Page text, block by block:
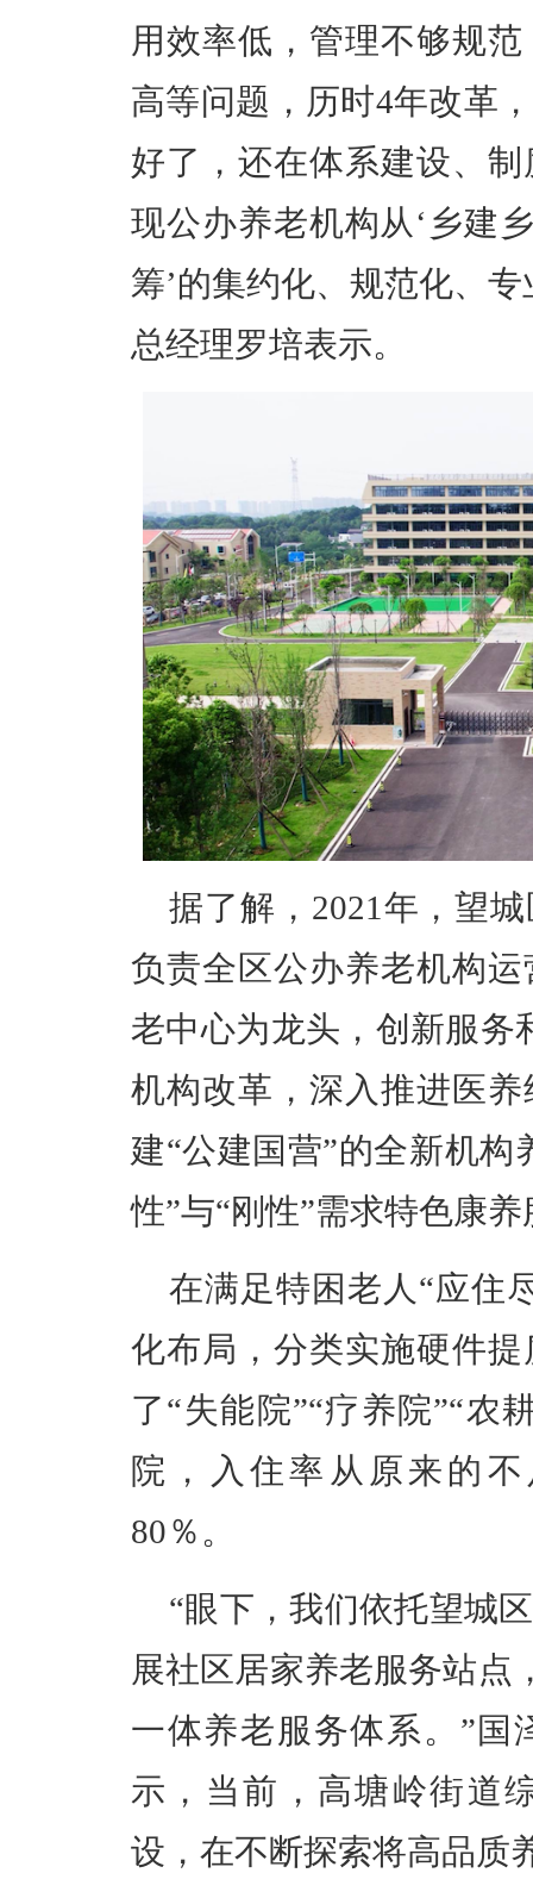
用效率低，管理不够规
高等问题，历时4年改革
好了，还在体系建设、
现公办养老机构从‘ 乡建
筹’的集约化、规范化、
总经理罗培表示。
据了解， 2021 年，望
负责全区公办养老机构
老中心为龙头，创新服务
机构改革，深入推进医
建“公建国营”的全新机构
性”与“刚性”需求特色康养
在满足特困老人 “应住
化布局，分类实施硬件
了“失能院”“疗养院”“农
院，入住率从原来的
80％。
“眼下，我们依托望城
展社区居家养老服务站点
一体养老服务体系。 ”国
示，当前，高塘岭街道
设，在不断探索将高品质